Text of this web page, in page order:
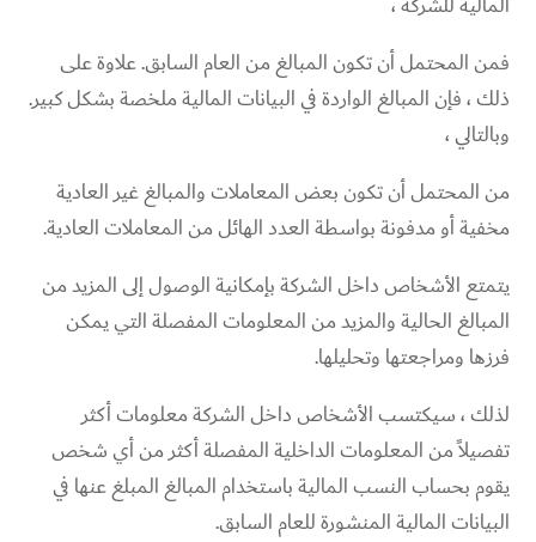
فمن المحتمل أن تكون المبالغ من العام السابق. علاوة على
ذلك ، فإن المبالغ الواردة في البيانات المالية ملخصة بشكل كبير.
وبالتالي ،
من المحتمل أن تكون بعض المعاملات والمبالغ غير العادية
مخفية أو مدفونة بواسطة العدد الهائل من المعاملات العادية.
يتمتعالأشخاص داخل الشركة بإمكانية الوصول إلى المزيد من
المبالغ الحالية والمزيد من المعلومات المفصلة التي يمكن
فرزها ومراجعتها وتحليلها.
لذلك ، سيكتسب الأشخاص داخل الشركة معلومات أكثر
تفصيلاً من المعلومات الداخلية المفصلة أكثر من أي شخص
يقوم بحساب النسب المالية باستخدام المبالغ المبلغ عنها في
البيانات المالية المنشورة للعام السابق.